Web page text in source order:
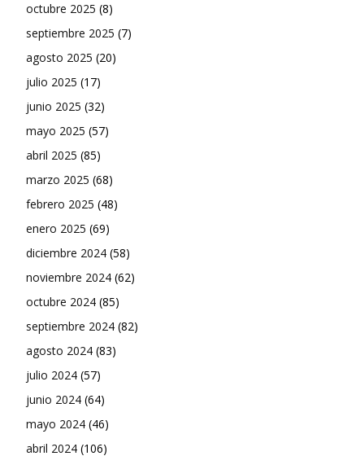
octubre 2025 (8)
septiembre 2025 (7)
agosto 2025 (20)
julio 2025 (17)
junio 2025 (32)
mayo 2025 (57)
abril 2025 (85)
marzo 2025 (68)
febrero 2025 (48)
enero 2025 (69)
diciembre 2024 (58)
noviembre 2024 (62)
octubre 2024 (85)
septiembre 2024 (82)
agosto 2024 (83)
julio 2024 (57)
junio 2024 (64)
mayo 2024 (46)
abril 2024 (106)